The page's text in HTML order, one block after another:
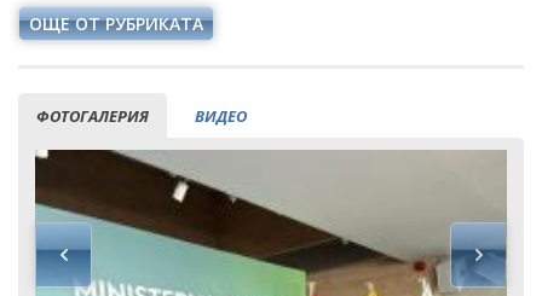
ОЩЕ ОТ РУБРИКАТА
ФОТОГАЛЕРИЯ ВИДЕО